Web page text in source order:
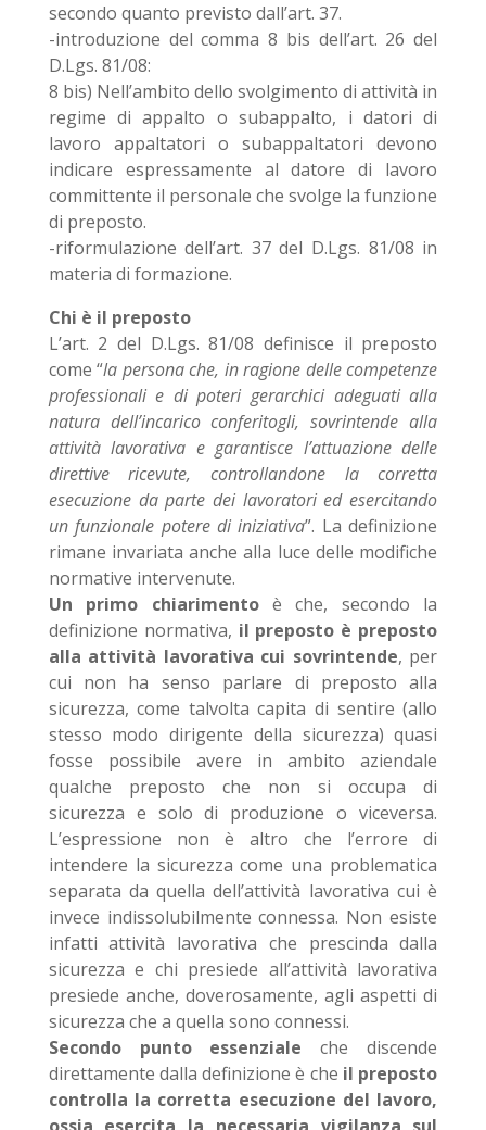
secondo quanto previsto dall’art. 37.
-introduzione del comma 8 bis dell’art. 26 del
D.Lgs. 81/08:
8 bis) Nell’ambito dello svolgimento di attività in
regime di appalto o subappalto, i datori di
lavoro appaltatori o subappaltatori devono
indicare espressamente al datore di lavoro
committente il personale che svolge la funzione
di preposto.
-riformulazione dell’art. 37 del D.Lgs. 81/08 in
materia di formazione.
Chi è il preposto
L’art. 2 del D.Lgs. 81/08 definisce il preposto
come “la persona che, in ragione delle competenze
professionali e di poteri gerarchici adeguati alla
natura dell’incarico conferitogli, sovrintende alla
attività lavorativa e garantisce l’attuazione delle
direttive ricevute, controllandone la corretta
esecuzione da parte dei lavoratori ed esercitando
un funzionale potere di iniziativa”. La definizione
rimane invariata anche alla luce delle modifiche
normative intervenute.
Un primo chiarimentoè che, secondo la
definizione normativa, il preposto è preposto
alla attività lavorativa cui sovrintende, per
cui non ha senso parlare di preposto alla
sicurezza, come talvolta capita di sentire (allo
stesso modo dirigente della sicurezza) quasi
fosse possibile avere in ambito aziendale
qualche preposto che non si occupa di
sicurezza e solo di produzione o viceversa.
L’espressione non è altro che l’errore di
intendere la sicurezza come una problematica
separata da quella dell’attività lavorativa cui è
invece indissolubilmente connessa. Non esiste
infatti attività lavorativa che prescinda dalla
sicurezza e chi presiede all’attività lavorativa
presiede anche, doverosamente, agli aspetti di
sicurezza che a quella sono connessi.
Secondo punto essenziale che discende
direttamente dalla definizione è che il preposto
controlla la corretta esecuzione del lavoro,